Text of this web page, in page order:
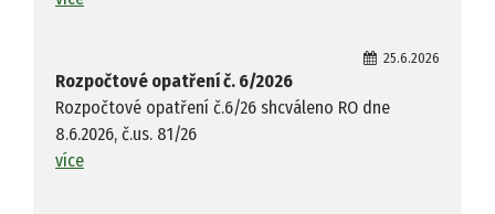
25.6.2026
Rozpočtové opatření č. 6/2026
Rozpočtové opatření č.6/26 shcváleno RO dne
8.6.2026, č.us. 81/26
více